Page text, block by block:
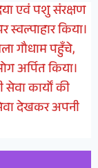
एवं पशु संरक्षण
किया।
गौधाम पहुँचे,
अर्पित किया।
कार्यों की
सेवा देखकर अपनी